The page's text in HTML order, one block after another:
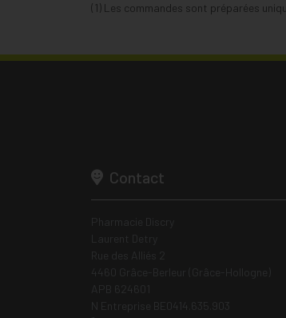
(1) Les commandes sont préparées
Contact